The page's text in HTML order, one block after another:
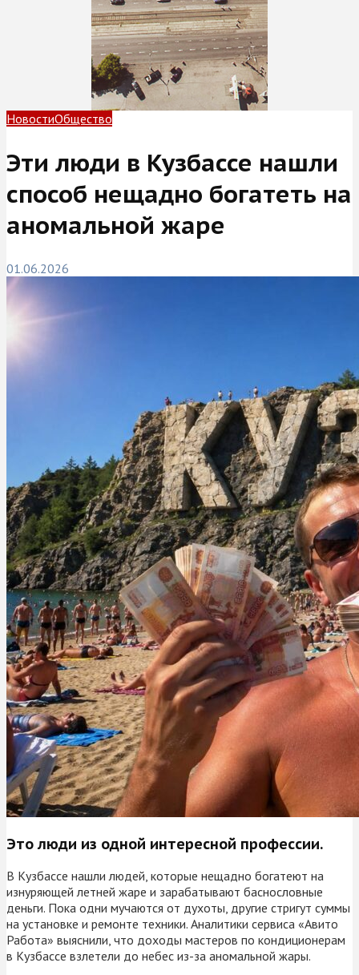
НовостиОбщество
Эти люди в Кузбассе нашли
способ нещадно богатеть на
аномальной жаре
01.06.2026
Это люди из одной интересной профессии.
В Кузбассе нашли людей, которые нещадно богатеют на
изнуряющей летней жаре и зарабатывают баснословные
деньги. Пока одни мучаются от духоты, другие стригут суммы
на установке и ремонте техники. Аналитики сервиса «Авито
Работа» выяснили, что доходы мастеров по кондиционерам
в Кузбассе взлетели до небес из-за аномальной жары.